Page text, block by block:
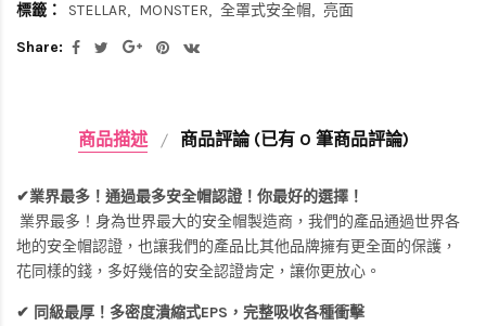
標籤：
STELLAR MONSTER 全罩式安全帽
亮面
Share:
商品描述 商品評論 (已有 0 筆商品評論)
✔業界最多！通過最多安全帽認證！你最好的選擇！
業界最多！身為世界最大的安全帽製造商，我們的產品通過世界各
地的安全帽認證，也讓我們的產品比其他品牌擁有更全面的保護，
花同樣的錢，多好幾倍的安全認證肯定，讓你更放心。
✔ 同級最厚！多密度潰縮式EPS，完整吸收各種衝擊